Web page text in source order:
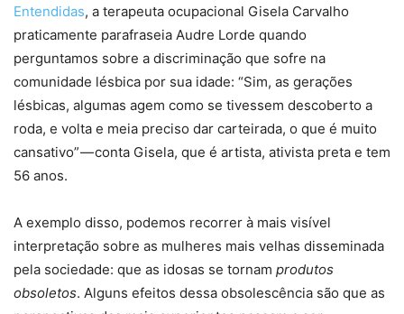
Entendidas, a terapeuta ocupacional Gisela Carvalho
praticamente parafraseia Audre Lorde quando
perguntamos sobre a discriminação que sofre na
comunidade lésbica por sua idade: “Sim, as gerações
lésbicas, algumas agem como se tivessem descoberto a
roda, e volta e meia preciso dar carteirada, o que é muito
cansativo” — conta Gisela, que é artista, ativista preta e tem
56 anos.
A exemplo disso, podemos recorrer à mais visível
interpretação sobre as mulheres mais velhas disseminada
pela sociedade: que as idosas se tornam produtos
obsoletos. Alguns efeitos dessa obsolescência são que as